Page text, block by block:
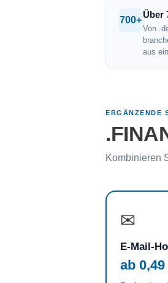
700+
Über
Von
aus
ERGÄNZENDE
Kombinieren
✉
E-Mail-
ab 0,49